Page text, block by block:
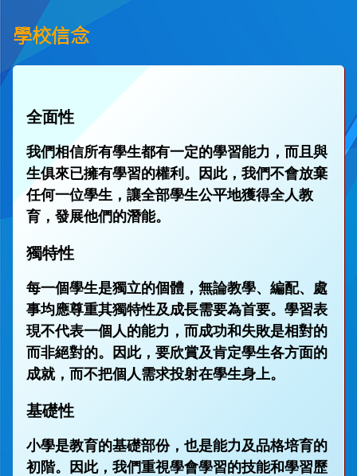
學校信念
全面性
我們相信所有學生都有一定的學習能力，而且與
生俱來已擁有學習的權利。因此，我們不會放棄
任何一位學生，讓全部學生公平地獲得全人教
育，發展他們的潛能。
獨特性
每一個學生是獨立的個體，無論教學、編配、處
事均應尊重其獨特性及成長需要為首要。學習表
現不代表一個人的能力，而成功和失敗是相對的
而非絕對的。因此，要欣賞及肯定學生各方面的
成就，而不把個人需求投射在學生身上。
基礎性
小學是教育的基礎部份，也是能力及品格培育的
初階。因此，我們重視學會學習的技能和學習歷